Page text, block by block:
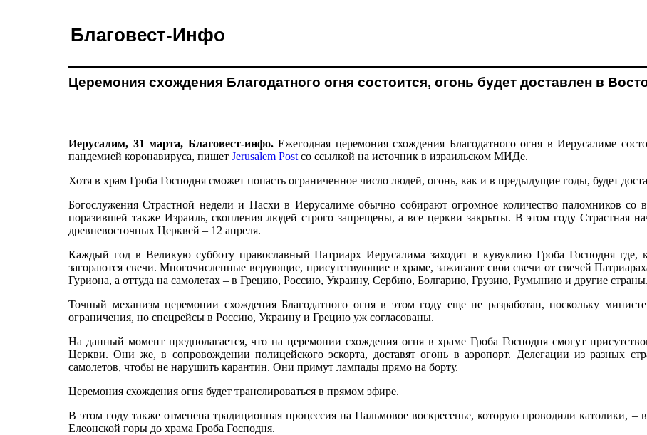
Благовест-Инфо
Церемония схождения Благодатного огня состоится, огонь будет доставлен в
Иерусалим, 31 марта, Благовест-инфо.Ежегодная церемония схождения Благодатного огня в Иерусалиме
пандемией коронавируса, пишет Jerusalem Post со ссылкой на источник в израильском МИДе.
Хотя в храм Гроба Господня сможет попасть ограниченное число людей, огонь, как и в предыдущие годы, будет
Богослужения Страстной недели и Пасхи в Иерусалиме обычно собирают огромное количество паломников со
поразившей также Израиль, скопления людей строго запрещены, а все церкви закрыты. В этом году Страстная
древневосточных Церквей – 12 апреля.
Каждый год в Великую субботу православный Патриарх Иерусалима заходит в кувуклию Гроба Господня где,
загораются свечи. Многочисленные верующие, присутствующие в храме, зажигают свои свечи от свечей
Гуриона, а оттуда на самолетах – в Грецию, Россию, Украину, Сербию, Болгарию, Грузию, Румынию и другие страны.
Точный механизм церемонии схождения Благодатного огня в этом году еще не разработан, поскольку
ограничения, но спецрейсы в Россию, Украину и Грецию уж согласованы.
На данный момент предполагается, что на церемонии схождения огня в храме Гроба Господня смогут
Церкви. Они же, в сопровождении полицейского эскорта, доставят огонь в аэропорт. Делегации из разных
самолетов, чтобы не нарушить карантин. Они примут лампады прямо на борту.
Церемония схождения огня будет транслироваться в прямом эфире.
В этом году также отменена традиционная процессия на Пальмовое воскресенье, которую проводили католики,
Елеонской горы до храма Гроба Господня.